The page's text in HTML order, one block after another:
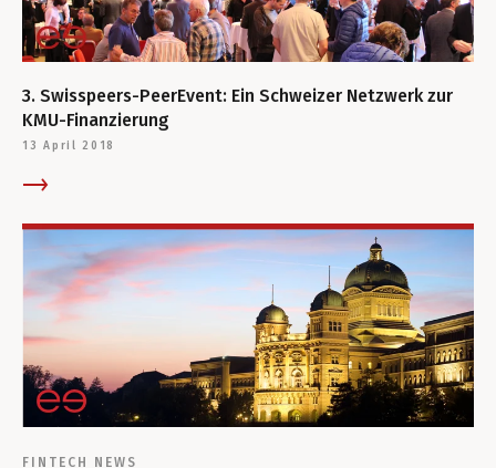
3. Swisspeers-PeerEvent: Ein Schweizer Netzwerk zur
KMU-Finanzierung
13 April 2018
FINTECH NEWS